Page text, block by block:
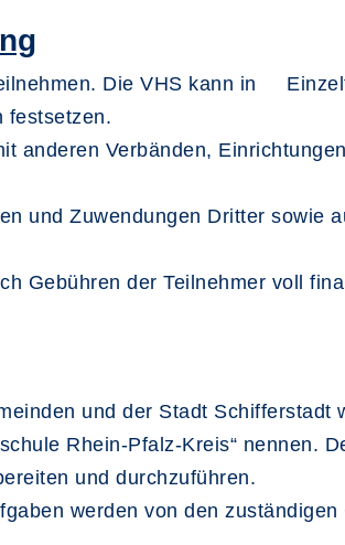
Die VHS kann in
festsetzen.
anderen Ver­bänden,
und Zuwendungen Dritter sowie
Gebühren der Teilnehmer voll
und der Stadt Schifferstadt
Rhein-Pfalz-Kreis“ nennen.
und durchzuführen.
werden von den zuständigen